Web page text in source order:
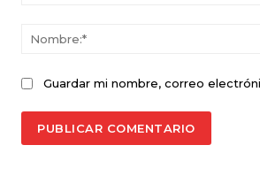
Guardar mi nombre, correo